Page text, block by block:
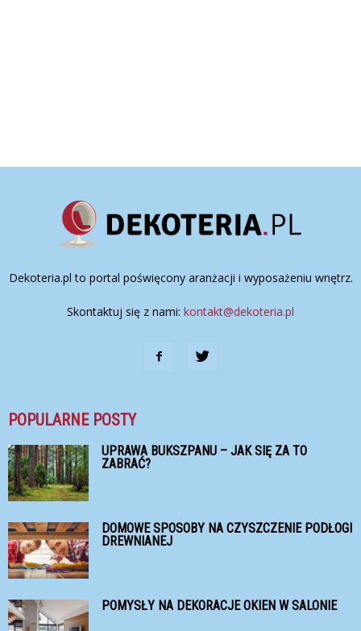
Dekoteria.pl to portal poświęcony aranżacji i wyposażeniu wnętrz.
Skontaktuj się z nami: kontakt@dekoteria.pl
POPULARNE POSTY
UPRAWA BUKSZPANU – JAK SIĘ ZA TO
ZABRAĆ?
DOMOWE SPOSOBY NA CZYSZCZENIE PODŁOGI
DREWNIANEJ
POMYSŁY NA DEKORACJE OKIEN W SALONIE